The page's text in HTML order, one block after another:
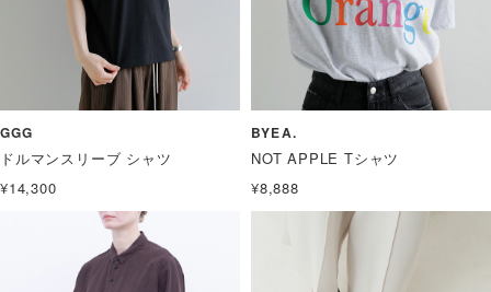
GGG
ドルマンスリーブ シャツ
¥14,300
BYEA.
NOT APPLE Tシャツ
¥8,888